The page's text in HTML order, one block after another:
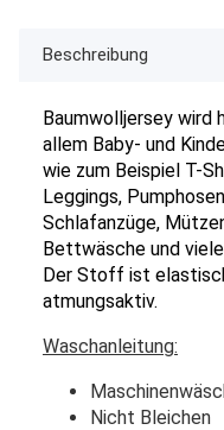
Beschreibung
Baumwolljersey wird
allem Baby- und
wie zum Beispiel T-
Leggings,
Schlafanzüge,
Bettwäsche und
Der Stoff ist
atmungsaktiv.
Waschanleitung:
Nicht Bleichen